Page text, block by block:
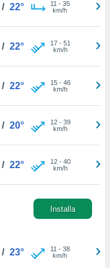
/ 22° 11 - 35
km/h
/ 22° 17- 51
km/h
/ 22° 15- 46
km/h
/ 20° 12- 39
km/h
/ 22° 12- 40
km/h
Installa
/ 23° 11 - 38
km/h